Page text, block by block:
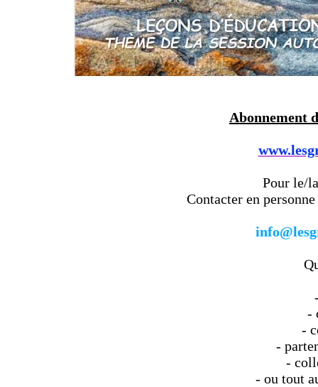
Abonnement
Pour le/
Contacter en
-
-
-
-
- ou tout